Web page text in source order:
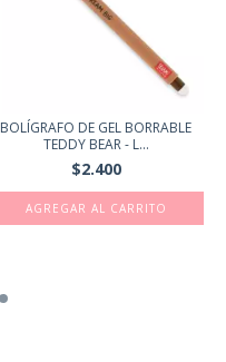
BOLÍGRAFO DE GEL BORRABLE
TEDDY BEAR - L...
$2.400